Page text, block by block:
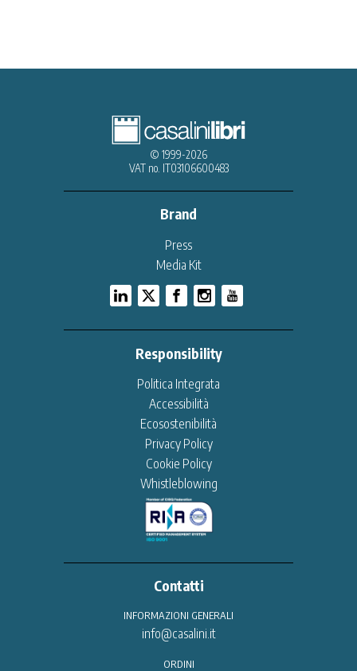
© 1999-2026
VAT no. IT03106600483
Brand
Press
Media Kit
Responsibility
Politica Integrata
Accessibilità
Ecosostenibilità
Privacy Policy
Cookie Policy
Whistleblowing
Contatti
INFORMAZIONI GENERALI
info@casalini.it
ORDINI